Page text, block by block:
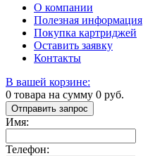
О компании
Полезная информация
Покупка картриджей
Оставить заявку
Контакты
В вашей корзине:
0 товара на сумму 0 руб.
Отправить запрос
Имя:
Телефон: